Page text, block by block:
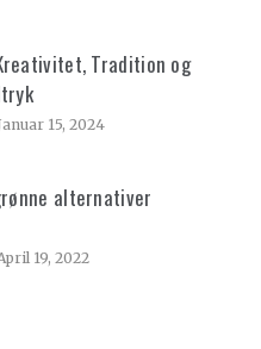
Tradition og
15, 2024
alternativer
19, 2022